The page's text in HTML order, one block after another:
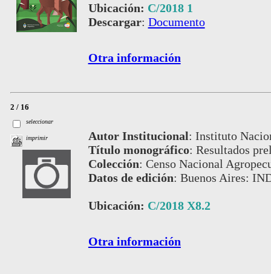
Ubicación: C/2018 1
Descargar: Documento
Otra información
2 / 16
seleccionar
imprimir Autor Institucional: Instituto
Título monográfico: Resultados
Colección: Censo Nacional
Datos de edición: Buenos Aires:
Ubicación: C/2018 X8.2
Otra información